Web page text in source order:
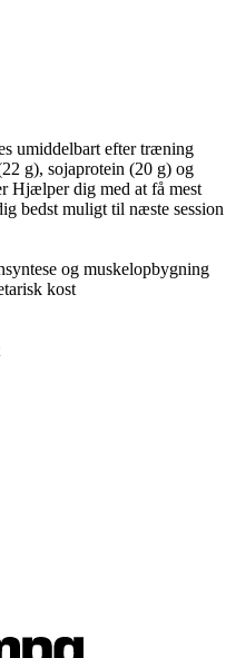
umiddelbart efter træning
g), sojaprotein (20 g) og
Hjælper dig med at få mest
bedst muligt til næste session
og muskelopbygning
kost